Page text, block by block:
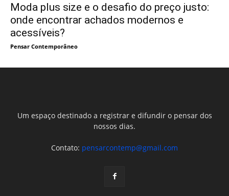
Moda plus size e o desafio do preço justo:
onde encontrar achados modernos e
acessíveis?
Pensar Contemporâneo
Um espaço destinado a registrar e difundir o pensar dos
nossos dias.
Contato: pensarcontemp@gmail.com